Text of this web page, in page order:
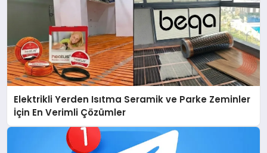
Elektrikli Yerden Isıtma Seramik ve Parke Zeminler
İçin En Verimli Çözümler